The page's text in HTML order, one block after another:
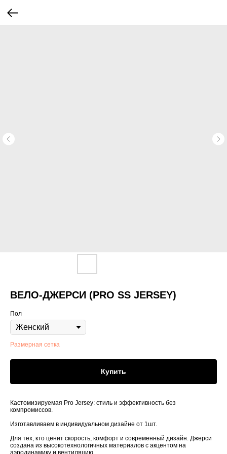
ВЕЛО-ДЖЕРСИ (PRO SS JERSEY)
Пол
Размерная сетка
Купить
Кастомизируемая Pro Jersey: стиль и эффективность без
компромиссов.
Изготавливаем в индивидуальном дизайне от 1шт.
Для тех, кто ценит скорость, комфорт и современный дизайн. Джерси
создана из высокотехнологичных материалов с акцентом на